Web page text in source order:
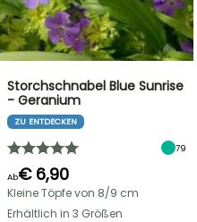
Storchschnabel Blue Sunrise
- Geranium
ZU ENTDECKEN
79
Ab€ 6,90
Kleine Töpfe von 8/9 cm
Erhältlich in 3 Größen